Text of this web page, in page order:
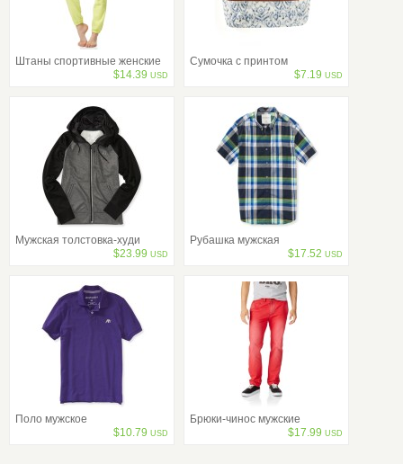
Штаны спортивные женские
$14.39 USD
Сумочка с принтом
$7.19 USD
Мужская толстовка-худи
$23.99 USD
Рубашка мужская
$17.52 USD
Поло мужское
$10.79 USD
Брюки-чинос мужские
$17.99 USD